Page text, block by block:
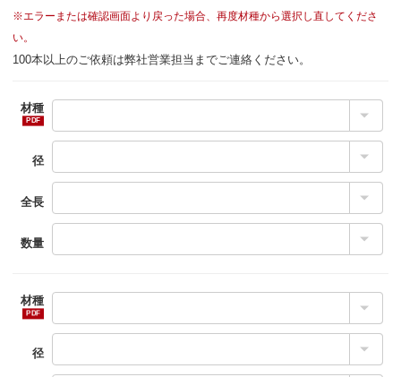
※エラーまたは確認画面より戻った場合、再度材種から選択し直してくださ
い。
100本以上のご依頼は弊社営業担当までご連絡ください。
材種
径
全長
数量
材種
径